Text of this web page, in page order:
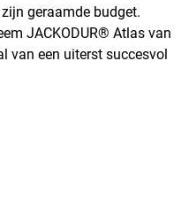
geraamde budget.
JACKODUR® Atlas van
van een uiterst succesvol